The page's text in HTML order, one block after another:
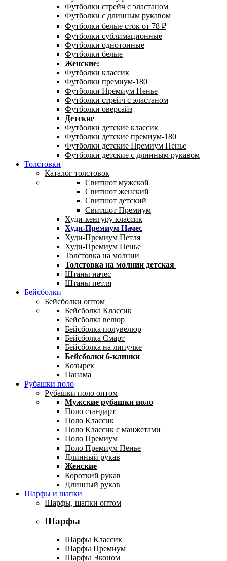
Футболки стрейч с эластаном
Футболки с длинным рукавом
Футболки белые сток от 78 ₽
Футболки сублимационные
Футболки однотонные
Футболки белые
Женские:
Футболки классик
Футболки премиум-180
Футболки Премиум Пенье
Футболки стрейч с эластаном
Футболки оверсайз
Детские
Футболки детские классик
Футболки детские премиум-180
Футболки детские Премиум Пенье
Футболки детские с длинным рукавом
Толстовки
Каталог толстовок
Свитшот мужской
Свитшот женский
Свитшот детский
Свитшот Премиум
Худи-кенгуру классик
Худи-Премиум Начес
Худи-Премиум Петля
Худи-Премиум Пенье
Толстовка на молнии
Толстовка на молнии детская
Штаны начес
Штаны петля
Бейсболки
Бейсболки оптом
Бейсболка Классик
Бейсболка велюр
Бейсболка полувелюр
Бейсболка Смарт
Бейсболка на липучке
Бейсболки 6-клинки
Козырек
Панама
Рубашки поло
Рубашки поло оптом
Мужские рубашки поло
Поло стандарт
Поло Классик
Поло Классик с манжетами
Поло Премиум
Поло Премиум Пенье
Длинный рукав
Женские
Короткий рукав
Длинный рукав
Шарфы и шапки
Шарфы, шапки оптом
Шарфы
Шарфы Классик
Шарфы Премиум
Шарфы Эконом